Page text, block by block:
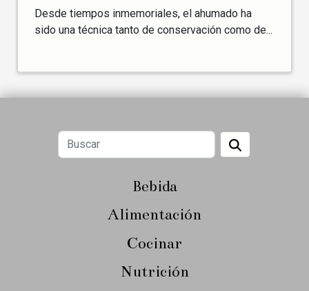
Desde tiempos inmemoriales, el ahumado ha
sido una técnica tanto de conservación como de...
Bebida
Alimentación
Cocinar
Nutrición